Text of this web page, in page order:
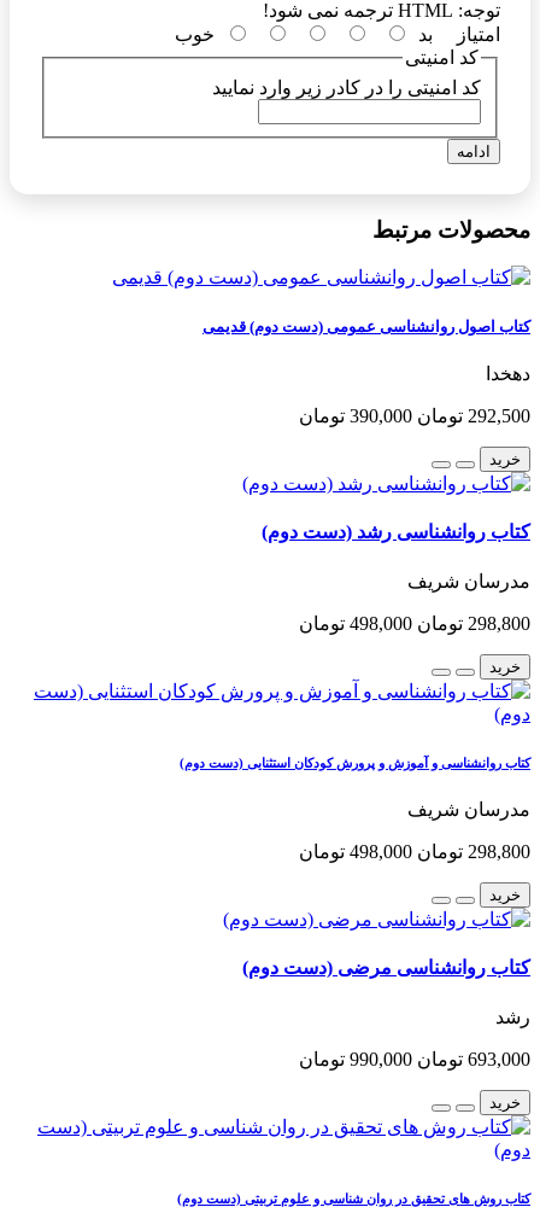
توجه:
امتیاز
بد
خوب
کد امنیتی
کد امنیتی را در کادر زیر وارد نمایید
ادامه
محصولات مرتبط
کتاب اصول روانشناسی عمومی (دست دوم) قدیمی
دهخدا
292,500 تومان 390,000 تومان
خرید
کتاب روانشناسی رشد (دست دوم)
مدرسان شریف
298,800 تومان 498,000 تومان
خرید
کتاب روانشناسی و آموزش و پرورش کودکان استثنایی (دست دوم)
مدرسان شریف
298,800 تومان 498,000 تومان
خرید
کتاب روانشناسی مرضی (دست دوم)
رشد
693,000 تومان 990,000 تومان
خرید
کتاب روش های تحقیق در روان شناسی و علوم تربیتی (دست دوم)